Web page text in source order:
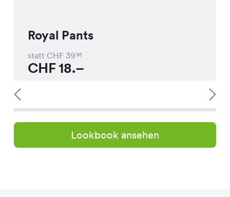
Royal Pants
statt CHF 3995
CHF18.–
Lookbook ansehen